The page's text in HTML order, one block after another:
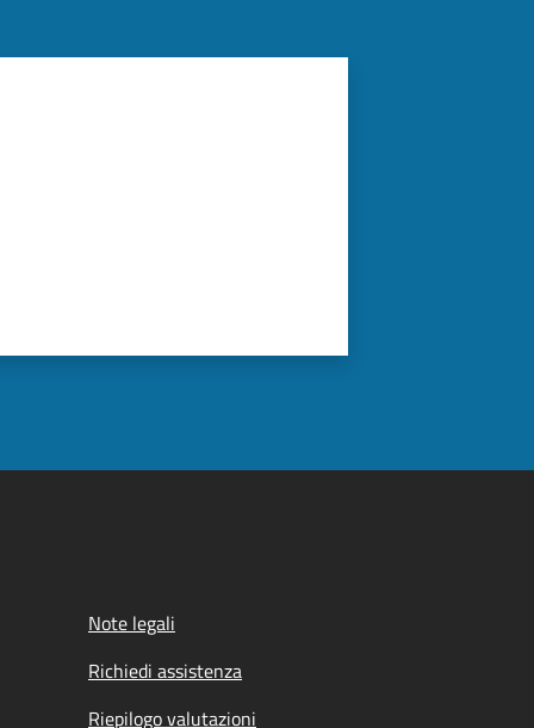
Note legali
Richiedi assistenza
Riepilogo valutazioni